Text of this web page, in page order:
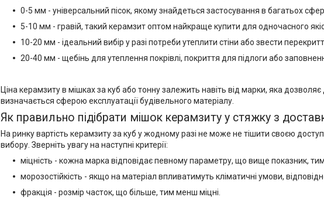
0-5 мм - універсальний пісок, якому знайдеться застосування в багатьох
5-10 мм - гравій, такий керамзит оптом найкраще купити для одночасного
10-20 мм - ідеальний вибір у разі потреби утеплити стіни або звести
20-40 мм - щебінь для утеплення покрівлі, покриття для підлоги або
Ціна керамзиту в мішках за куб або тонну залежить навіть від марки, яка дозволяє
визначається сферою експлуатації будівельного матеріалу.
Як правильно підібрати мішок керамзиту у стяжку з
На ринку вартість керамзиту за куб у жодному разі не може не тішити своєю
вибору. Зверніть увагу на наступні критерії:
міцність - кожна марка відповідає певному параметру, що вище показник,
морозостійкість - якщо на матеріал впливатимуть кліматичні умови,
фракція - розмір часток, що більше, тим менш міцні.